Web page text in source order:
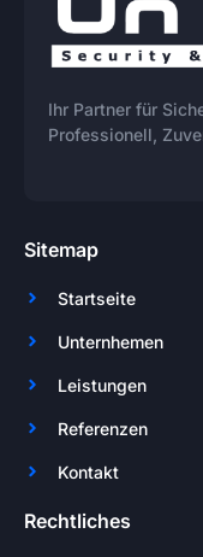
Ihr Partner für
Professionell,
Sitemap
Startseite
Unternhemen
Leistungen
Referenzen
Kontakt
Rechtliches